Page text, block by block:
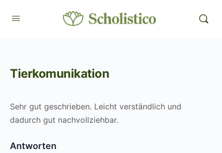
Tierkomunikation
Sehr gut geschrieben. Leicht verständlich und
dadurch gut nachvollziehbar.
Antworten